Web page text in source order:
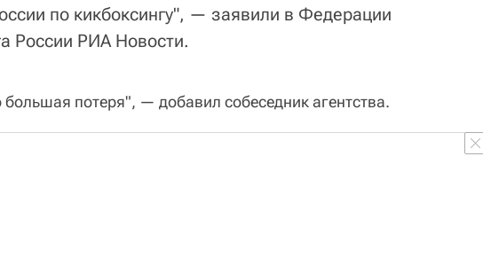
по кикбоксингу", — заявили в Федерации
России РИА Новости.
большая потеря", — добавил собеседник агентства.